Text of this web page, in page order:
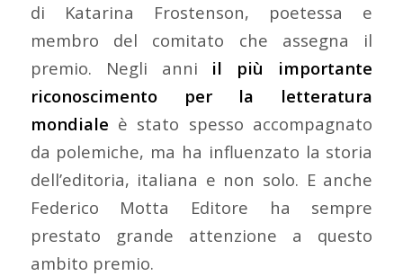
di Katarina Frostenson, poetessa e
membro del comitato che assegna il
premio. Negli anni il più importante
riconoscimento per la letteratura
mondiale è stato spesso accompagnato
da polemiche, ma ha influenzato la storia
dell’editoria, italiana e non solo. E anche
Federico Motta Editore ha sempre
prestato grande attenzione a questo
ambito premio.